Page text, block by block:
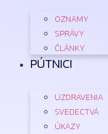
OZNAMY
SPRÁVY
ČLÁNKY
PÚTNICI
UZDRAVENIA
SVEDECTVÁ
ÚKAZY